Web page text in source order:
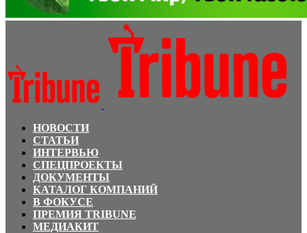
НОВОСТИ
СТАТЬИ
ИНТЕРВЬЮ
СПЕЦПРОЕКТЫ
ДОКУМЕНТЫ
КАТАЛОГ КОМПАНИЙ
В ФОКУСЕ
ПРЕМИЯ TRIBUNE
МЕДИАКИТ